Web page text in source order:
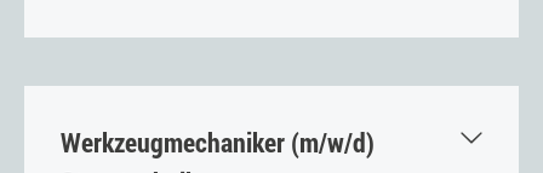
Störungsbehebung an Betriebsanlagen
Deine Aufgaben:
Funktionszusammenhängen automatisierter
Werkzeugmechaniker (m/w/d)